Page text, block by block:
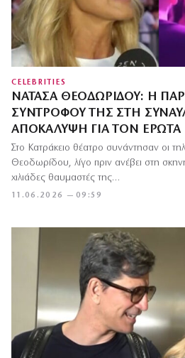
CELEBRITIES
ΝΑΤΆΣΑ ΘΕΟΔΩΡΊΔΟΥ: Η
ΣΥΝΤΡΌΦΟΥ ΤΗΣ ΣΤΗ
ΑΠΟΚΆΛΥΨΗ ΓΙΑ ΤΟΝ ΈΡΩΤΑ
11.06.2026 — 09:59
Στο Κατράκειο θέατρο συνάντησαν οι
Θεοδωρίδου, λίγο πριν ανέβει στη
χιλιάδες θαυμαστές της…